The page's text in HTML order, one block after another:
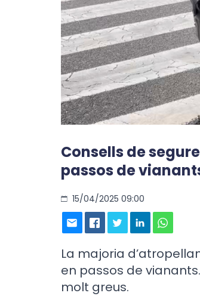
Consells de
passos de
15/04/2025 09:00
La majoria
en passos de
molt greus.